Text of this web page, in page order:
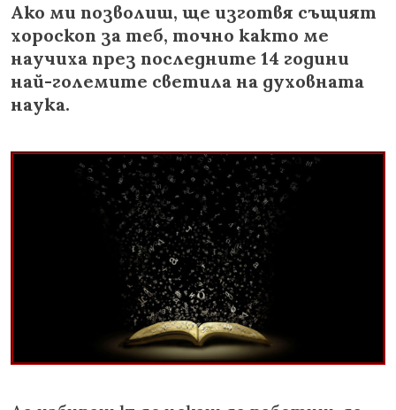
Ако ми позволиш, ще изготвя същият
хороскоп за теб, точно както ме
научиха през последните 14 години
най-големите светила на духовната
наука.